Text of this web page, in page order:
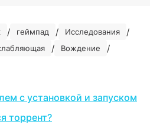
/ геймпад / Исследования /
/ Вождение /
с установкой и запуском
торрент?